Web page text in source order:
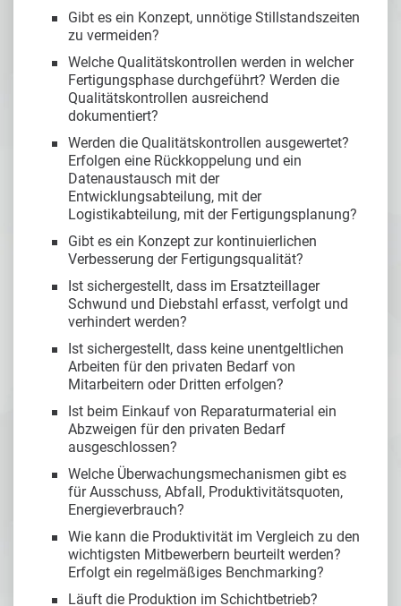
Gibt es ein Konzept, unnötige Stillstandszeiten
zu vermeiden?
Welche Qualitätskontrollen werden in welcher
Fertigungsphase durchgeführt? Werden die
Qualitätskontrollen ausreichend
dokumentiert?
Werden die Qualitätskontrollen ausgewertet?
Erfolgen eine Rückkoppelung und ein
Datenaustausch mit der
Entwicklungsabteilung, mit der
Logistikabteilung, mit der Fertigungsplanung?
Gibt es ein Konzept zur kontinuierlichen
Verbesserung der Fertigungsqualität?
Ist sichergestellt, dass im Ersatzteillager
Schwund und Diebstahl erfasst, verfolgt und
verhindert werden?
Ist sichergestellt, dass keine unentgeltlichen
Arbeiten für den privaten Bedarf von
Mitarbeitern oder Dritten erfolgen?
Ist beim Einkauf von Reparaturmaterial ein
Abzweigen für den privaten Bedarf
ausgeschlossen?
Welche Überwachungsmechanismen gibt es
für Ausschuss, Abfall, Produktivitätsquoten,
Energieverbrauch?
Wie kann die Produktivität im Vergleich zu den
wichtigsten Mitbewerbern beurteilt werden?
Erfolgt ein regelmäßiges Benchmarking?
Läuft die Produktion im Schichtbetrieb?